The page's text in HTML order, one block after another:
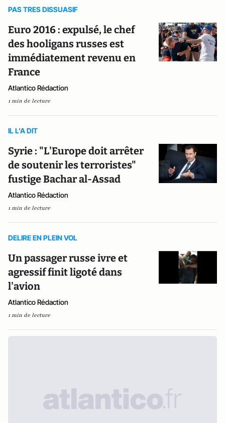
PAS TRES DISSUASIF
Euro 2016 : expulsé, le chef
des hooligans russes est
immédiatement revenu en
France
Atlantico Rédaction
1 min de lecture
IL L'A DIT
Syrie : "L'Europe doit arrêter
de soutenir les terroristes"
fustige Bachar al-Assad
Atlantico Rédaction
1 min de lecture
DELIRE EN PLEIN VOL
Un passager russe ivre et
agressif finit ligoté dans
l'avion
Atlantico Rédaction
1 min de lecture